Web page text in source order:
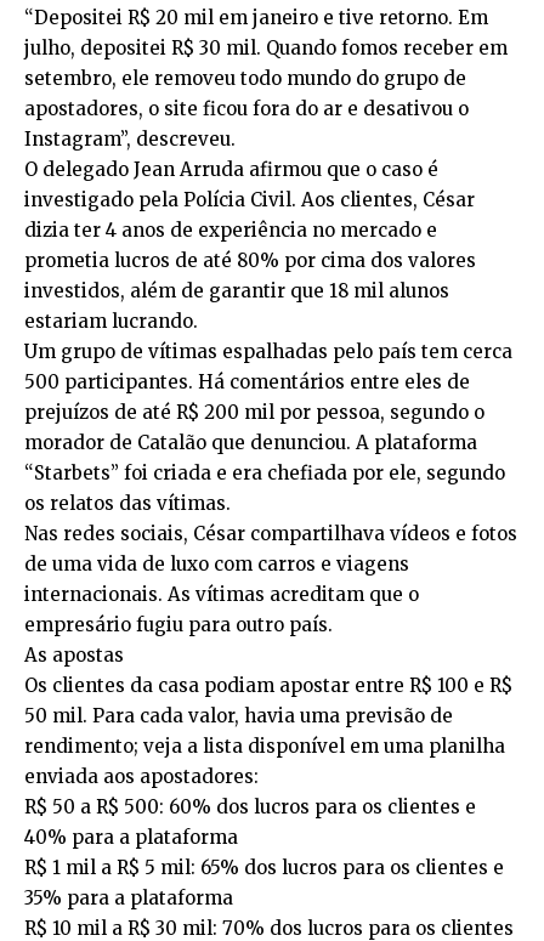
“Depositei R$ 20 mil em janeiro e tive retorno. Em
julho, depositei R$ 30 mil. Quando fomos receber em
setembro, ele removeu todo mundo do grupo de
apostadores, o site ficou fora do ar e desativou o
Instagram”, descreveu.
O delegado Jean Arruda afirmou que o caso é
investigado pela Polícia Civil. Aos clientes, César
dizia ter 4 anos de experiência no mercado e
prometia lucros de até 80% por cima dos valores
investidos, além de garantir que 18 mil alunos
estariam lucrando.
Um grupo de vítimas espalhadas pelo país tem cerca
500 participantes. Há comentários entre eles de
prejuízos de até R$ 200 mil por pessoa, segundo o
morador de Catalão que denunciou. A plataforma
“Starbets” foi criada e era chefiada por ele, segundo
os relatos das vítimas.
Nas redes sociais, César compartilhava vídeos e fotos
de uma vida de luxo com carros e viagens
internacionais. As vítimas acreditam que o
empresário fugiu para outro país.
As apostas
Os clientes da casa podiam apostar entre R$ 100 e R$
50 mil. Para cada valor, havia uma previsão de
rendimento; veja a lista disponível em uma planilha
enviada aos apostadores:
R$ 50 a R$ 500: 60% dos lucros para os clientes e
40% para a plataforma
R$ 1 mil a R$ 5 mil: 65% dos lucros para os clientes e
35% para a plataforma
R$ 10 mil a R$ 30 mil: 70% dos lucros para os clientes